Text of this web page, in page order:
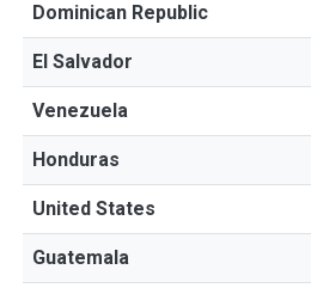
Dominican Republic
El Salvador
Venezuela
Honduras
United States
Guatemala